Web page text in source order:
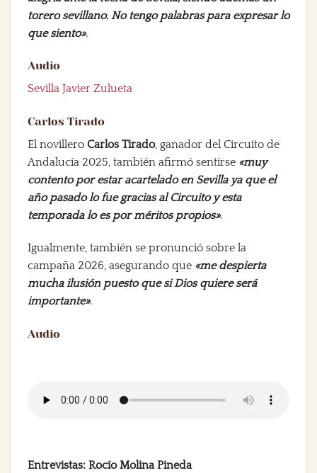
torero sevillano. No tengo palabras para expresar lo
que siento».
Audio
Sevilla Javier Zulueta
Carlos Tirado
El novillero Carlos Tirado, ganador del Circuito de
Andalucía 2025, también afirmó sentirse «muy
contento por estar acartelado en Sevilla ya que el
año pasado lo fue gracias al Circuito y esta
temporada lo es por méritos propios».
Igualmente, también se pronunció sobre la
campaña 2026, asegurando que «me despierta
mucha ilusión puesto que si Dios quiere será
importante».
Audio
Entrevistas: Rocío Molina Pineda